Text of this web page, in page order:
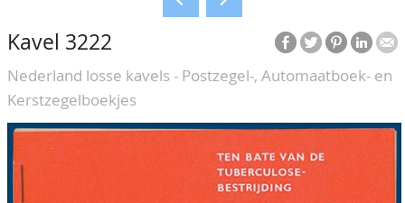
Voorwaarden
CATALOGI/OPBRENGSTEN
KEURINGSDIENST
AGENDA
OVER ONS
Kavel 3222
Nederland losse kavels - Postzegel-, Automaatboek- en
Kerstzegelboekjes